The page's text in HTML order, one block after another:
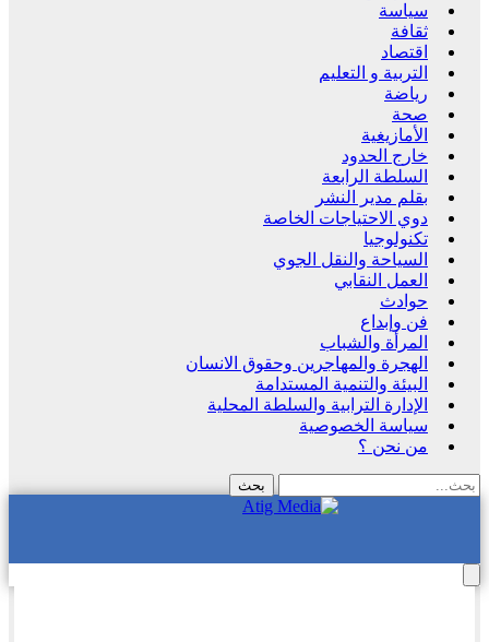
سياسة
ثقافة
اقتصاد
التربية و التعليم
رياضة
صحة
الأمازيغية
خارج الحدود
السلطة الرابعة
بقلم مدير النشر
دوي الاحتياجات الخاصة
تكنولوجيا
السياحة والنقل الجوي
العمل النقابي
حوادث
فن وإبداع
المرأة والشباب
الهجرة والمهاجرين وحقوق الانسان
البيئة والتنمية المستدامة
الإدارة الترابية والسلطة المحلية
سياسة الخصوصية
من نحن ؟